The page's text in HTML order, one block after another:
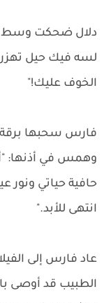
دلال ضحكت وسط
لسه فيك حيل
الخوف عليك!"
فارس سحبها
وهمس في أذنها:
حافية حياتي ونور
انتهى للأبد."
عاد فارس إلى
الطبيب قد أوصى